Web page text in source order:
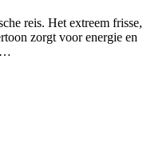
reis. Het extreem frisse,
zorgt voor energie en